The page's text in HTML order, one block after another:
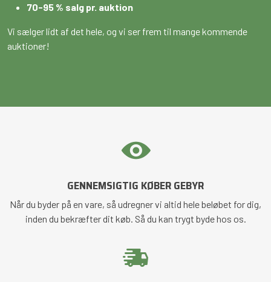
70-95 % salg pr. auktion
Vi sælger lidt af det hele, og vi ser frem til mange kommende
auktioner!
GENNEMSIGTIG KØBER GEBYR
Når du byder på en vare, så udregner vi altid hele beløbet for dig,
inden du bekræfter dit køb. Så du kan trygt byde hos os.